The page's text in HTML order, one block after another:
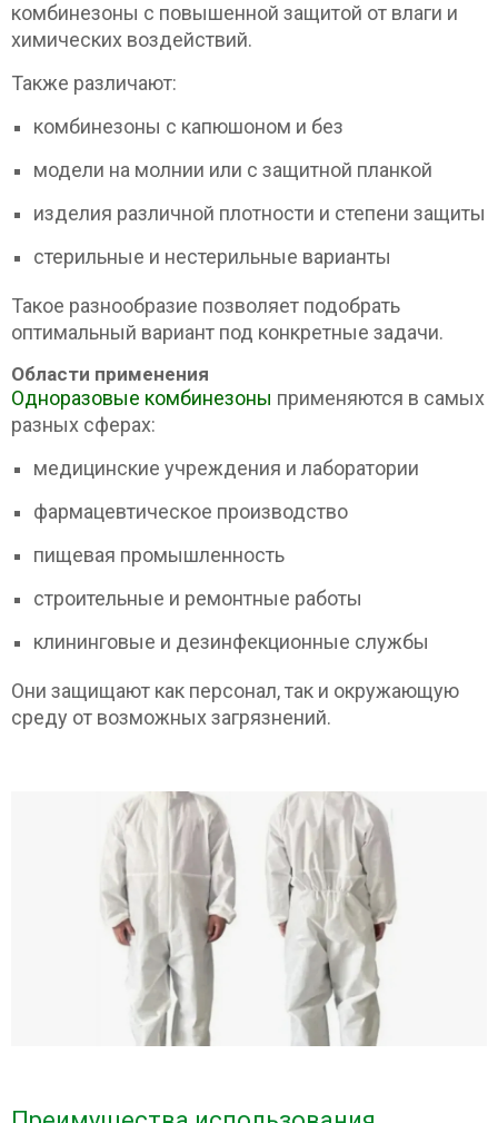
комбинезоны с повышенной защитой от влаги и
химических воздействий.
Также различают:
комбинезоны с капюшоном и без
модели на молнии или с защитной планкой
изделия различной плотности и степени защиты
стерильные и нестерильные варианты
Такое разнообразие позволяет подобрать
оптимальный вариант под конкретные задачи.
Области применения
Одноразовые комбинезоны применяются в самых
разных сферах:
медицинские учреждения и лаборатории
фармацевтическое производство
пищевая промышленность
строительные и ремонтные работы
клининговые и дезинфекционные службы
Они защищают как персонал, так и окружающую
среду от возможных загрязнений.